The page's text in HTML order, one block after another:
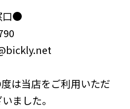
口●
は当店をご利用いただ
ました。